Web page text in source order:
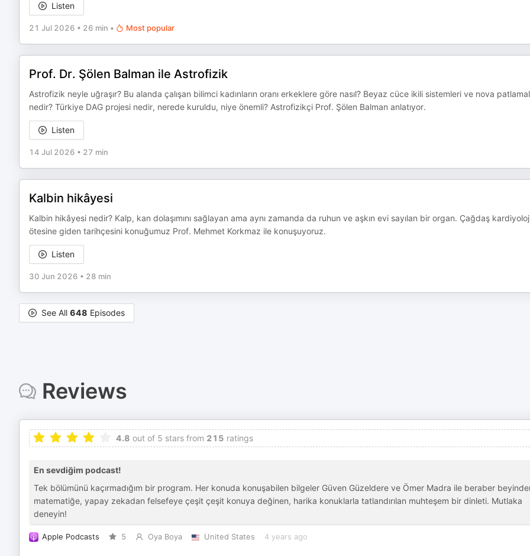
Listen
21 Jul 2026 • 26 min • Most popular
Prof. Dr. Şölen Balman ile Astrofizik
Astrofizik neyle uğraşır? Bu alanda çalışan bilimci kadınların oranı erkeklere göre nasıl? Beyaz cüce ikili sistemleri ve nova
nedir? Türkiye DAG projesi nedir, nerede kuruldu, niye önemli? Astrofizikçi Prof. Şölen Balman anlatıyor.
Listen
14 Jul 2026 • 27 min
Kalbin hikâyesi
Kalbin hikâyesi nedir? Kalp, kan dolaşımını sağlayan ama aynı zamanda da ruhun ve aşkın evi sayılan bir organ. Çağdaş
ötesine giden tarihçesini konuğumuz Prof. Mehmet Korkmaz ile konuşuyoruz.
Listen
30 Jun 2026 • 28 min
See All 648 Episodes
Reviews
4.8 out of 5 stars from 215 ratings
En sevdiğim podcast!
Tek bölümünü kaçırmadığım bir program. Her konuda konuşabilen bilgeler Güven Güzeldere ve Ömer Madra ile beraber
matematiğe, yapay zekadan felsefeye çeşit çeşit konuya değinen, harika konuklarla tatlandırılan muhteşem bir dinleti. Mutlaka
deneyin!
Apple Podcasts 5 Oya Boya United States 4 years ago